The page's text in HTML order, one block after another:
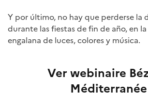
Y por último, no hay que perderse la
durante las fiestas de fin de año, en
engalana de luces, colores y música.
Ver webinaire
Méditerranée